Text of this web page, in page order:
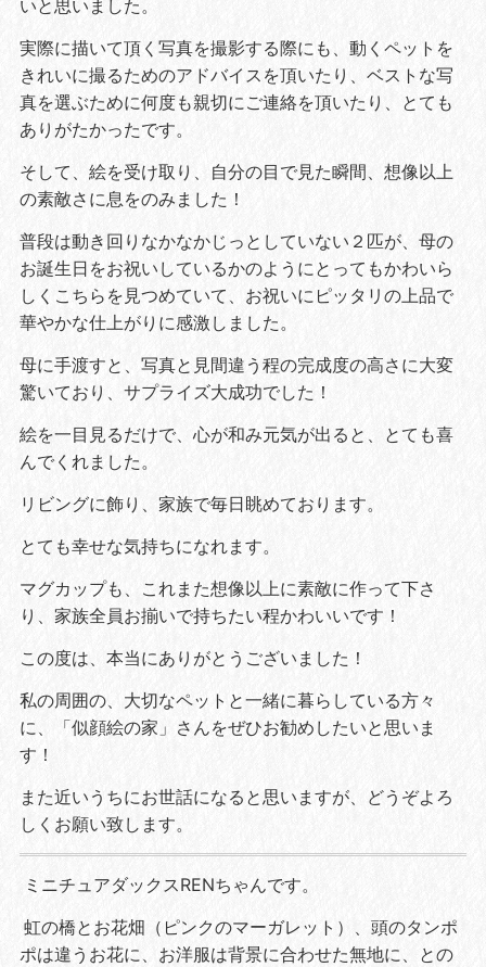
いと思いました。
実際に描いて頂く写真を撮影する際にも、動くペットを
きれいに撮るためのアドバイスを頂いたり、ベストな写
真を選ぶために何度も親切にご連絡を頂いたり、とても
ありがたかったです。
そして、絵を受け取り、自分の目で見た瞬間、想像以上
の素敵さに息をのみました！
普段は動き回りなかなかじっとしていない２匹が、母の
お誕生日をお祝いしているかのようにとってもかわいら
しくこちらを見つめていて、お祝いにピッタリの上品で
華やかな仕上がりに感激しました。
母に手渡すと、写真と見間違う程の完成度の高さに大変
驚いており、サプライズ大成功でした！
絵を一目見るだけで、心が和み元気が出ると、とても喜
んでくれました。
リビングに飾り、家族で毎日眺めております。
とても幸せな気持ちになれます。
マグカップも、これまた想像以上に素敵に作って下さ
り、家族全員お揃いで持ちたい程かわいいです！
この度は、本当にありがとうございました！
私の周囲の、大切なペットと一緒に暮らしている方々
に、「似顔絵の家」さんをぜひお勧めしたいと思いま
す！
また近いうちにお世話になると思いますが、どうぞよろ
しくお願い致します。
ミニチュアダックスRENちゃんです。
虹の橋とお花畑（ピンクのマーガレット）、頭のタンポ
ポは違うお花に、お洋服は背景に合わせた無地に、との